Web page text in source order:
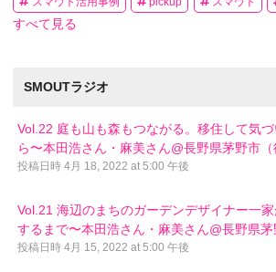
すべて見る
SMOUTラジオ
Vol.22 庭も山も森もつながる。移住して気
ら〜本田浩さん・麻美さん@長野県茅野市（
投稿日時 4月 18, 2022 at 5:00 午後
Vol.21 海辺のまちのガーデンデザイナー一
するまで〜本田浩さん・麻美さん@長野県茅
投稿日時 4月 15, 2022 at 5:00 午後